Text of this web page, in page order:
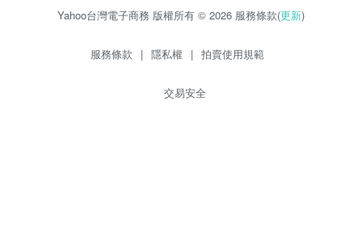
Yahoo台灣電子商務 版權所有 © 2026 服務條款(更新)
服務條款 | 隱私權 | 拍賣使用規範
交易安全